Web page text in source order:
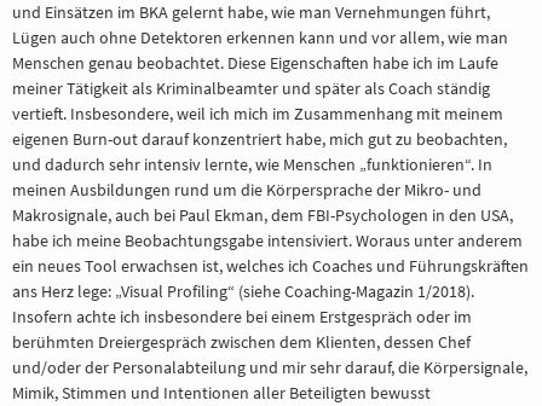
und Einsätzen im BKA gelernt habe, wie man Vernehmungen führt,
Lügen auch ohne Detektoren erkennen kann und vor allem, wie man
Menschen genau beobachtet. Diese Eigenschaften habe ich im Laufe
meiner Tätigkeit als Kriminalbeamter und später als Coach ständig
vertieft. Insbesondere, weil ich mich im Zusammenhang mit meinem
eigenen Burn-out darauf konzentriert habe, mich gut zu beobachten,
und dadurch sehr intensiv lernte, wie Menschen „funktionieren“. In
meinen Ausbildungen rund um die Körpersprache der Mikro- und
Makrosignale, auch bei Paul Ekman, dem FBI-Psychologen in den USA,
habe ich meine Beobachtungsgabe intensiviert. Woraus unter anderem
ein neues Tool erwachsen ist, welches ich Coaches und Führungskräften
ans Herz lege: „Visual Profiling“ (siehe Coaching-Magazin 1/2018).
Insofern achte ich insbesondere bei einem Erstgespräch oder im
berühmten Dreiergespräch zwischen dem Klienten, dessen Chef
und/oder der Personalabteilung und mir sehr darauf, die Körpersignale,
Mimik, Stimmen und Intentionen aller Beteiligten bewusst